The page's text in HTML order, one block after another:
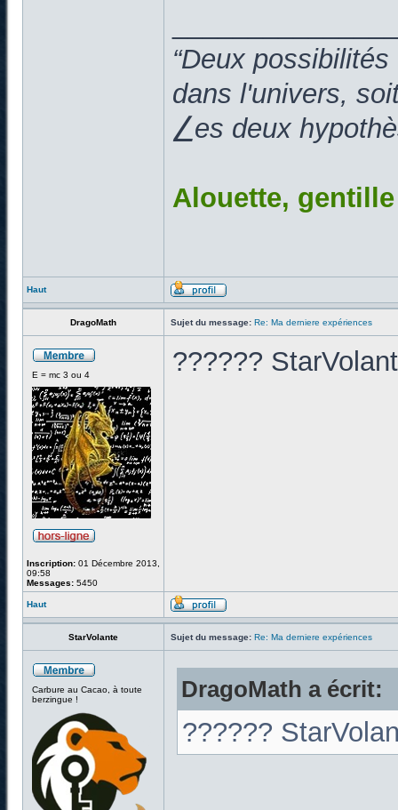
“Deux
dans l'univers,
⎳es deux
Alouette,
Haut
DragoMath Sujet du message: Re: Ma derniere expériences
E = mc 3 ou 4
Inscription: 01 Décembre 2013,
09:58
Messages: 5450
??????
Haut
StarVolante Sujet du message: Re: Ma derniere expériences
Carbure au Cacao, à toute
berzingue !
DragoMath a écrit:
??????